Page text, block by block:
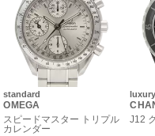
standard
OMEGA
スピードマスター トリプル
カレンダー
luxury
J12